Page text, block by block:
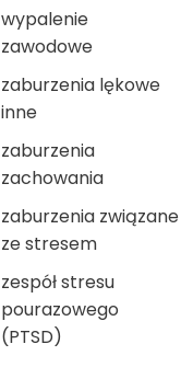
wypalenie
zawodowe
zaburzenia lękowe
inne
zaburzenia
zachowania
zaburzenia związane
ze stresem
zespół stresu
pourazowego
(PTSD)